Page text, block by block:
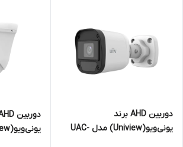
دوربین AHD برند
یونی‌ویو(Uniview) مدل UAC-